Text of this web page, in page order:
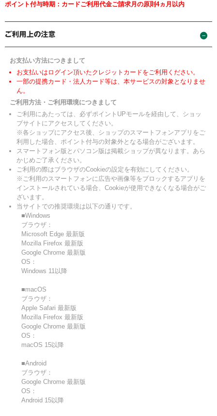
ポイント付与時期：カードご利用代金ご請求月の原則4ヵ月以内
お支払い方法につきまして
お支払いはログイン頂いたクレジットカードをご利用ください。
一部の提携カード・法人カード等は、本サービスの対象となりませ
ん。
ご利用方法・ご利用環境につきまして
ご利用にあたっては、必ずポイントUPモールを経由して、ショッ
プサイトにアクセスしてください。
※各ショップにアクセス後、ショップのスマートフォンアプリをご
利用した場合、ポイント付与の対象外となる場合がございます。
スマートフォン版とパソコン版は掲載ショップが異なります。あら
かじめご了承ください。
ご利用の際はブラウザのCookieの設定を有効にしてください。
※ご利用のスマートフォンに広告や画像等をブロックするアプリを
インストールされている場合、Cookieが使用できなくなる場合がご
ざいます。
当サイトでの推奨環境は以下の通りです。
■Windows
ブラウザ：
Microsoft Edge 最新版
Mozilla Firefox 最新版
Google Chrome 最新版
OS：
Windows 11以降
■macOS
ブラウザ：
Apple Safari 最新版
Mozilla Firefox 最新版
Google Chrome 最新版
OS：
macOS 15以降
■Android
ブラウザ：
Google Chrome 最新版
OS：
Android 15以降